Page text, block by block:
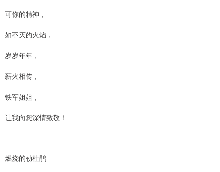
可你的精神，
如不灭的火焰，
岁岁年年，
薪火相传，
铁军姐姐，
让我向您深情致敬！
燃烧的勒杜鹃